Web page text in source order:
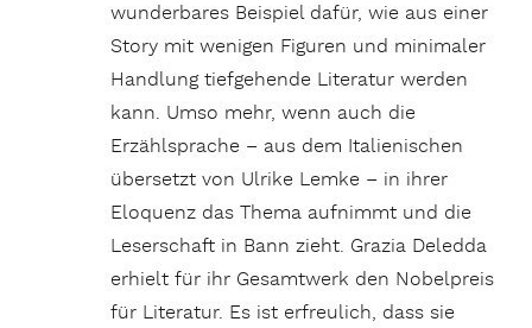
wunderbares Beispiel dafür, wie aus einer
Story mit wenigen Figuren und minimaler
Handlung tiefgehende Literatur werden
kann. Umso mehr, wenn auch die
Erzählsprache – aus dem Italienischen
übersetzt von Ulrike Lemke – in ihrer
Eloquenz das Thema aufnimmt und die
Leserschaft in Bann zieht. Grazia Deledda
erhielt für ihr Gesamtwerk den Nobelpreis
für Literatur. Es ist erfreulich, dass sie